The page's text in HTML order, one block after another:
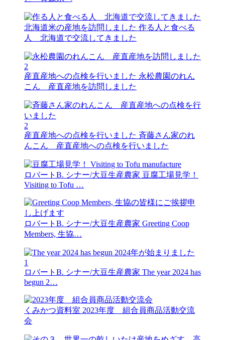
北海道米の産地を訪問しました 作る人と食べる
人 北海道で交流してきました
2
産直産地への点検を行いました 永松農園のれん
こん 産直産地を訪問しました
2
産直産地への点検を行いました 斉藤さん家のれ
んこん 産直産地への点検を行いました
ロバートB. シナー/大豆生産農家 豆腐工場見学！
Visiting to Tofu …
ロバートB. シナー/大豆生産農家 Greeting Coop
Members, 生協…
1
ロバートB. シナー/大豆生産農家 The year 2024 has
begun 2…
くみかつ資料室 2023年度 組合員商品活動交流
会